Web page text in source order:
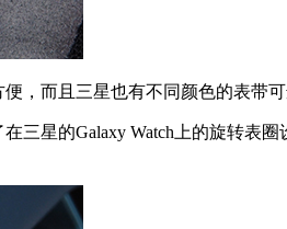
，而且三星也有不同颜色的表带可
星的Galaxy Watch上的旋转表圈